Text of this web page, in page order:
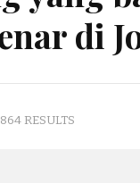
di
RESULTS